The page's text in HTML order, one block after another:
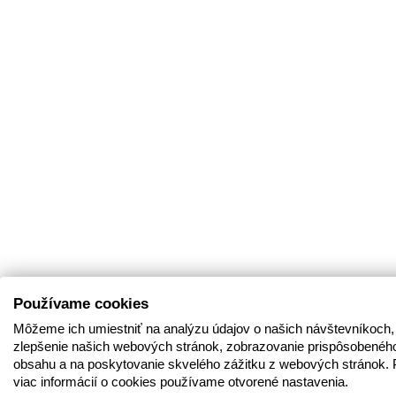
Používame cookies
Môžeme ich umiestniť na analýzu údajov o našich
zlepšenie našich webových stránok, zobrazovanie
obsahu a na poskytovanie skvelého zážitku z webových stránok.
viac informácií o cookies používame otvorené nastavenia.